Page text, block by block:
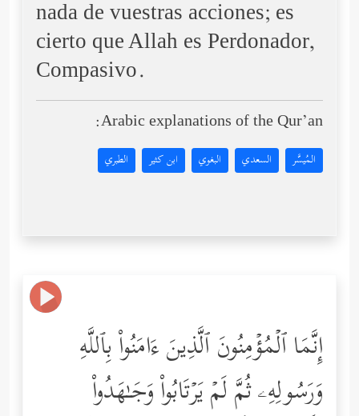
nada de vuestras acciones; es
cierto que Allah es Perdonador,
Compasivo.
Arabic explanations of the Qur’an:
المُيسَّر السعدي البغوي ابن كثير الطبري
إِنَّمَا ٱلۡمُؤۡمِنُونَ ٱلَّذِینَ ءَامَنُواْ بِٱللَّهِ
وَرَسُولِهِۦ ثُمَّ لَمۡ یَرۡتَابُواْ وَجَـٰهَدُواْ